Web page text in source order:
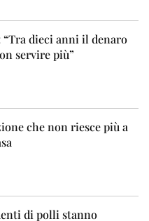
“Tra dieci anni il denaro
servire più”
che non riesce più a
di polli stanno